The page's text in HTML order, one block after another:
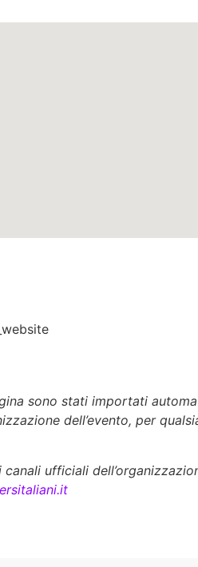
sono stati importati
dell’evento, per
ufficiali